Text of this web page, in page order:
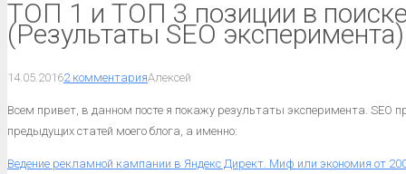
ТОП 1 и ТОП 3 позиции в
(Результаты SEO эксперимента)
14.05.20162 комментарияАлексей
Всем привет, в данном посте я покажу результаты эксперимента. SEO
предыдущих статей моего блога, а именно:
Ведение рекламной кампании в Яндекс Директ. Миф или экономия от